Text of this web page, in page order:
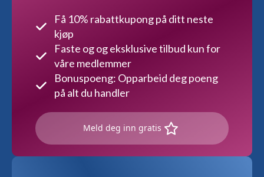
Få 10% rabattkupong på ditt neste
kjøp
Faste og og eksklusive tilbud kun for
våre medlemmer
Bonuspoeng: Opparbeid deg poeng
på alt du handler
Meld deg inn gratis